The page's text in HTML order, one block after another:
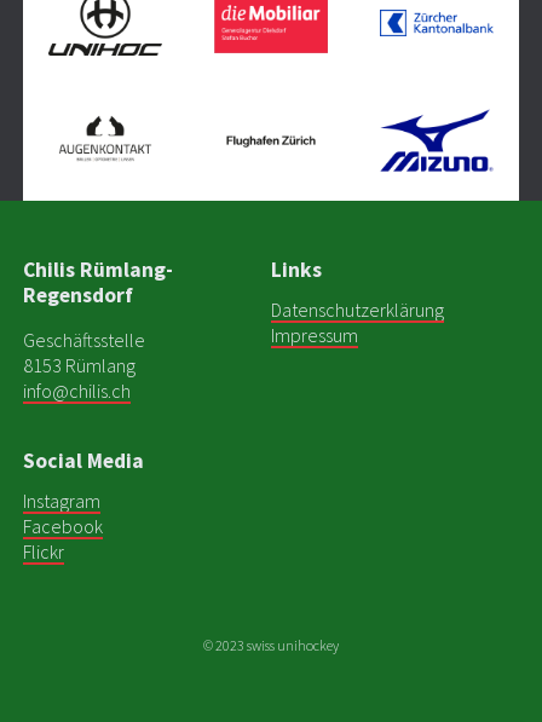
Chilis Rümlang-
Regensdorf
Geschäftsstelle
8153 Rümlang
info@chilis.ch
Links
Datenschutzerklärung
Impressum
Social Media
Instagram
Facebook
Flickr
© 2023 swiss unihockey